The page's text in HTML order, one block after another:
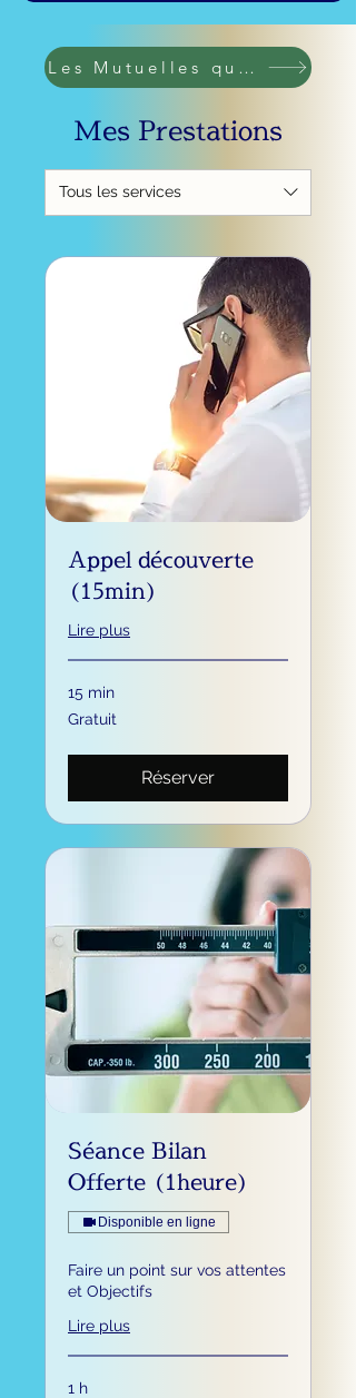
Mes Prestations
Tous les services
Appel découverte
(15min)
Lire plus
15 min
Gratuit
Gratuit
Réserver
Séance Bilan
Offerte (1heure)
Disponible en ligne
Faire un point sur vos attentes
et Objectifs
Lire plus
1 h
Les Mutuelles qui rembourssent